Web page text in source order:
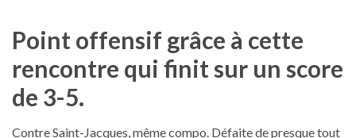
Point offensif grâce à cette
rencontre qui finit sur un score
de 3-5.
Contre Saint-Jacques, même compo. Défaite de presque tout